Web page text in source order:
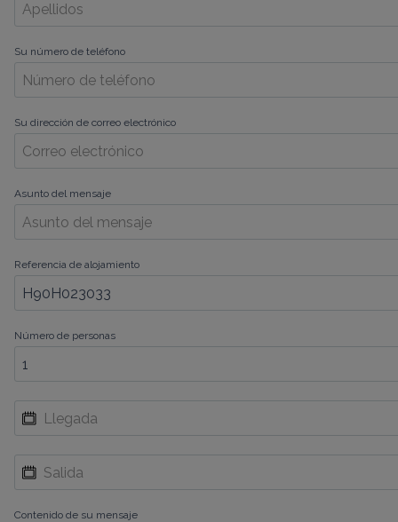
Su número de teléfono
Su dirección de correo electrónico
Asunto del mensaje
Referencia de alojamiento
Número de personas
Contenido de su mensaje